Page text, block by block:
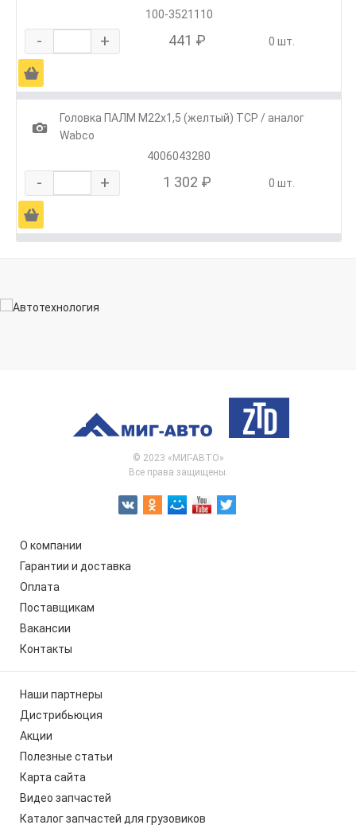
100-3521110
- + 441 ₽ 0 шт.
Ä
1
Головка ПАЛМ М22х1,5 (желтый) ТСР / аналог
Wabco
4006043280
- + 1 302 ₽ 0 шт.
Ä
© 2023 «МИГ-АВТО»
Все права защищены.
О компании
Гарантии и доставка
Оплата
Поставщикам
Вакансии
Контакты
Наши партнеры
Дистрибьюция
Акции
Полезные статьи
Карта сайта
Видео запчастей
Каталог запчастей для грузовиков